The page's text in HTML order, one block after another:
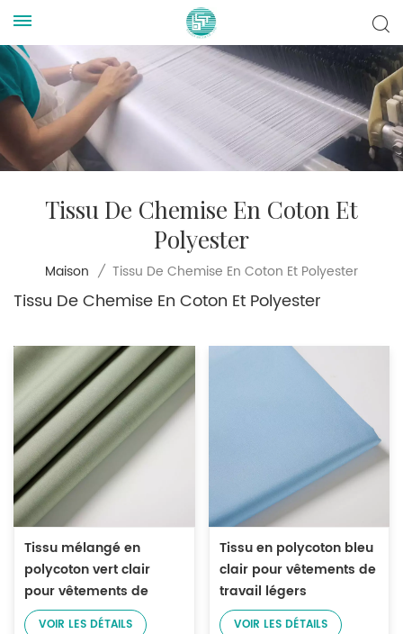
Tissu De Chemise En Coton Et
Polyester
Maison / Tissu De Chemise En Coton Et Polyester
Tissu De Chemise En Coton Et Polyester
Tissu mélangé en
polycoton vert clair
pour vêtements de
travail légers
VOIR LES DÉTAILS
Tissu en polycoton bleu
clair pour vêtements de
travail légers
VOIR LES DÉTAILS